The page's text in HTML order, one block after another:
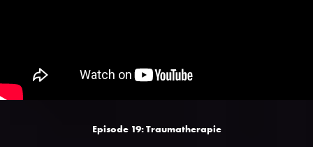
Episode 19: Traumatherapie